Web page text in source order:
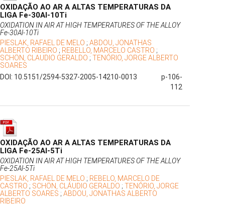
OXIDAÇÃO AO AR A ALTAS TEMPERATURAS DA
LIGA Fe-30Al-10Ti
OXIDATION IN AIR AT HIGH TEMPERATURES OF THE ALLOY
Fe-30Al-10Ti
PIESLAK, RAFAEL DE MELO ; ABDOU, JONATHAS
ALBERTO RIBEIRO ; REBELLO, MARCELO CASTRO ;
SCHÖN, CLAUDIO GERALDO ; TENÓRIO, JORGE ALBERTO
SOARES
DOI: 10.5151/2594-5327-2005-14210-0013
p-106-
112
OXIDAÇÃO AO AR A ALTAS TEMPERATURAS DA
LIGA Fe-25Al-5Ti
OXIDATION IN AIR AT HIGH TEMPERATURES OF THE ALLOY
Fe-25Al-5Ti
PIESLAK, RAFAEL DE MELO ; REBELO, MARCELO DE
CASTRO ; SCHÖN, CLÁUDIO GERALDO ; TENÓRIO, JORGE
ALBERTO SOARES ; ABDOU, JONATHAS ALBERTO
RIBEIRO